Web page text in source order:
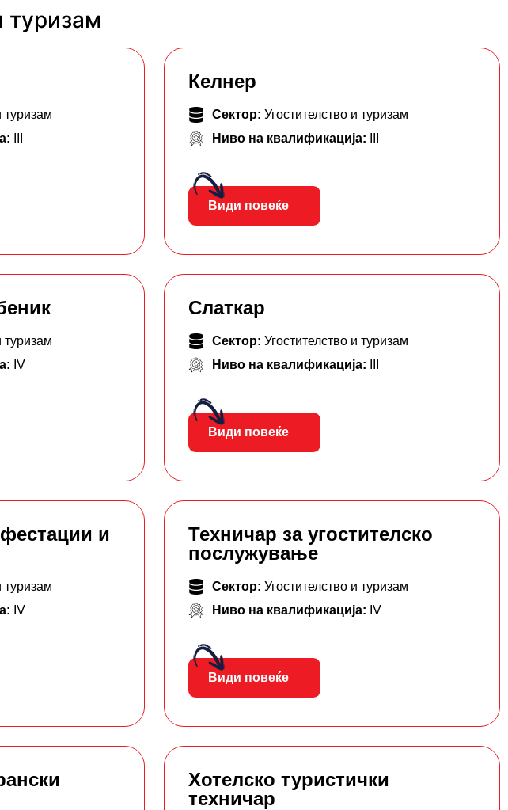
туризам
туризам
Келнер
Сектор: Угостителство и туризам
Ниво на квалификација:
Види повеќе
туризам
IV
Слаткар
Сектор: Угостителство и туризам
Ниво на квалификација:
Види повеќе
и
туризам
IV
Техничар за угостителско
послужување
Сектор: Угостителство и туризам
Ниво на квалификација: IV
Види повеќе
Хотелско туристички
техничар